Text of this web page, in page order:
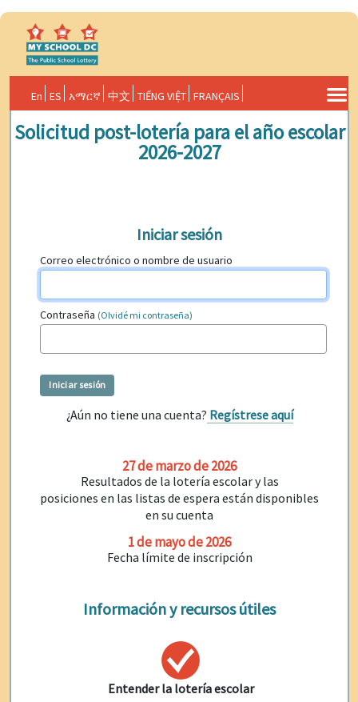
FRANÇAIS
TIẾNG VIỆT
中文
አማርኛ
ES
En
Solicitud post-lotería para el año escolar
2026-2027
Iniciar sesión
Correo electrónico o nombre de usuario
Contraseña (Olvidé mi contraseña)
¿Aún no tiene una cuenta? Regístrese aquí
27 de marzo de 2026
Resultados de la lotería escolar y las
posiciones en las listas de espera están disponibles
en su cuenta
1 de mayo de 2026
Fecha límite de inscripción
Información y recursos útiles
Entender la lotería escolar